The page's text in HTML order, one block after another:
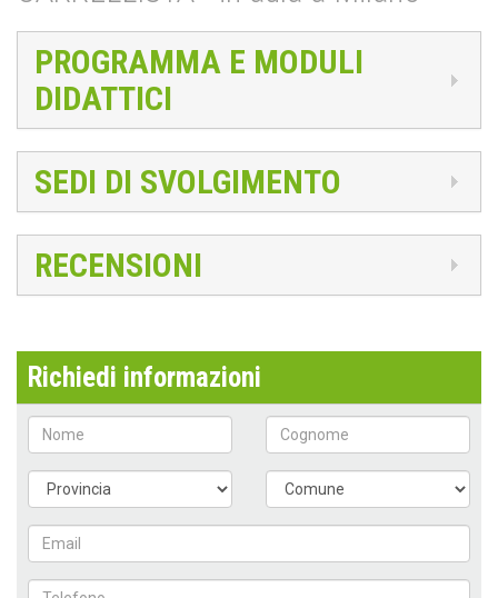
PROGRAMMA E MODULI
DIDATTICI
SEDI DI SVOLGIMENTO
RECENSIONI
Richiedi informazioni